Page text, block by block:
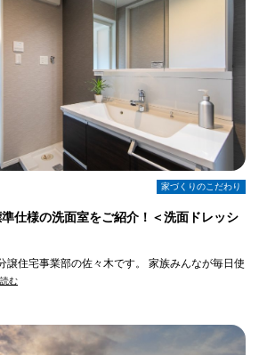
家づくりのこだわり
仕様の洗面室をご紹介！＜洗面ドレッシ
譲住宅事業部の佐々木です。 家族みんなが毎日使
む